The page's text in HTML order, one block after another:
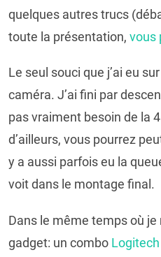
quelques autres trucs
toute la présentation, vous
Le seul souci que j’ai eu
caméra. J’ai fini par
pas vraiment besoin de la
d’ailleurs, vous pourrez
y a aussi parfois eu la
voit dans le montage final.
Dans le même temps où je
gadget: un combo